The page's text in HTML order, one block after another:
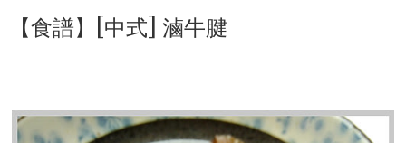
【食譜】[中式] 滷牛腱